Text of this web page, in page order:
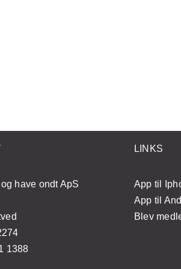
have ondt ApS
1388
LINKS
App til
App til
Blev